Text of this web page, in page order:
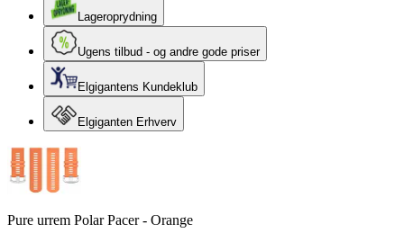
Lageroprydning
Ugens tilbud - og andre gode priser
Elgigantens Kundeklub
Elgiganten Erhverv
Pure urrem Polar Pacer - Orange